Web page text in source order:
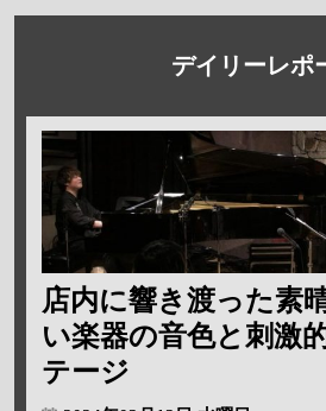
デイリーレポ
店内に響き渡った素
い楽器の音色と刺激
テージ